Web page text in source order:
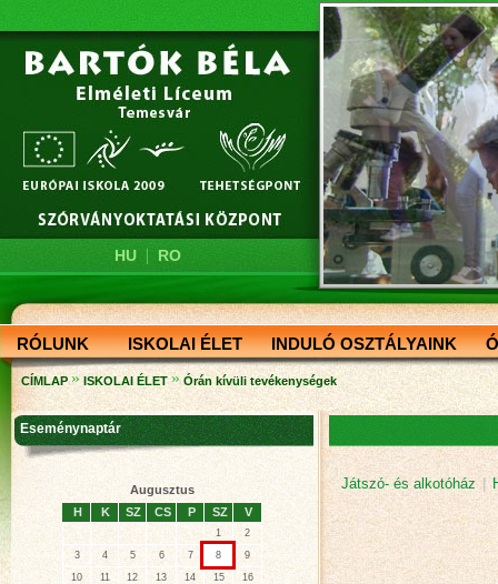
HU| RO
RÓLUNK ISKOLAI ÉLET INDULÓ OSZTÁLYAINK
CÍMLAP » ISKOLAI ÉLET » Órán kívüli tevékenységek
Játszó- és alkotóház
Eseménynaptár
Augusztus
H
K SZ CS P SZ V
1
2
3
4 5 6 7 8
9
10
11 12 13 14 15
16